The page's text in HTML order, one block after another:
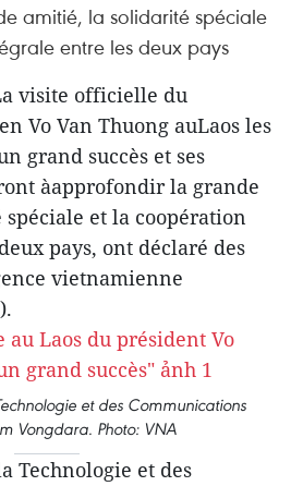
amitié, la solidarité spéciale
entre les deux pays
visite officielle du
Vo Van Thuong auLaos les
grand succès et ses
àapprofondir la grande
et la coopération
pays, ont déclaré des
vietnamienne
et des Communications
Vongdara. Photo: VNA
Technologie et des